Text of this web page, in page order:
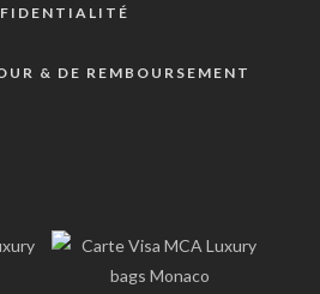
& DE REMBOURSEMENT